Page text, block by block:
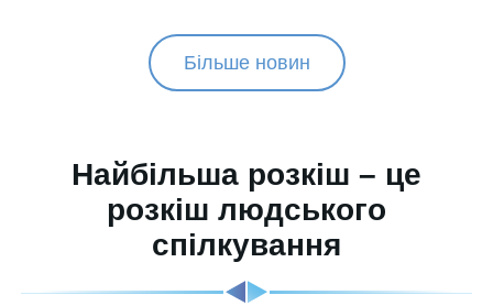
Більше новин
Найбільша розкіш – це
розкіш людського
спілкування